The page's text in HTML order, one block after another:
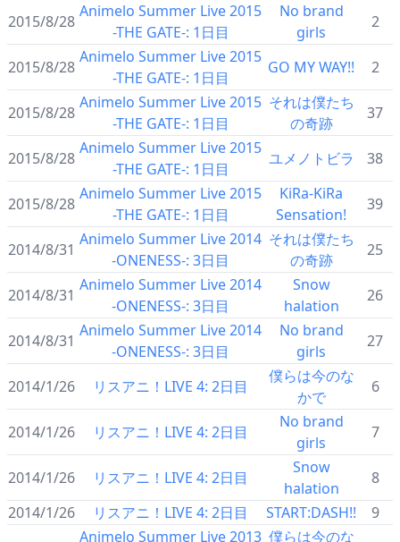
2015/8/28
Animelo Summer Live 2015
-THE GATE-: 1日目
No brand
girls
2
2015/8/28
Animelo Summer Live 2015
-THE GATE-: 1日目
GO MY WAY!! 2
2015/8/28
Animelo Summer Live 2015
-THE GATE-: 1日目
それは僕たち
の奇跡
37
2015/8/28
Animelo Summer Live 2015
-THE GATE-: 1日目
ユメノトビラ 38
2015/8/28
Animelo Summer Live 2015
-THE GATE-: 1日目
KiRa-KiRa
Sensation!
39
2014/8/31
Animelo Summer Live 2014
-ONENESS-: 3日目
それは僕たち
の奇跡
25
2014/8/31
Animelo Summer Live 2014
-ONENESS-: 3日目
Snow
halation
26
2014/8/31
Animelo Summer Live 2014
-ONENESS-: 3日目
No brand
girls
27
2014/1/26 リスアニ！LIVE 4: 2日目
僕らは今のな
かで
6
2014/1/26 リスアニ！LIVE 4: 2日目
No brand
girls
7
2014/1/26 リスアニ！LIVE 4: 2日目
Snow
halation
8
2014/1/26
リスアニ！LIVE 4: 2日目 START:DASH!!
9
Animelo Summer Live 2013 僕らは今のな